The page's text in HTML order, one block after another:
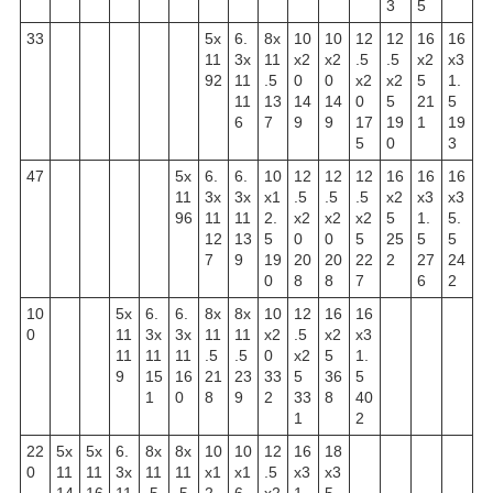
3
5
33
5x
11
92
6.
3x
11
11
6
8x
11
.5
13
7
10
x2
0
14
9
10
x2
0
14
9
12
.5
x2
0
17
5
12
.5
x2
5
19
0
16
x2
5
21
1
16
x3
1.
5
19
3
47
5x
11
96
6.
3x
11
12
7
6.
3x
11
13
9
10
x1
2.
5
19
0
12
.5
x2
0
20
8
12
.5
x2
0
20
8
12
.5
x2
5
22
7
16
x2
5
25
2
16
x3
1.
5
27
6
16
x3
5.
5
24
2
10
0
5x
11
11
9
6.
3x
11
15
1
6.
3x
11
16
0
8x
11
.5
21
8
8x
11
.5
23
9
10
x2
0
33
2
12
.5
x2
5
33
1
16
x2
5
36
8
16
x3
1.
5
40
2
22
0
5x
11
5x
11
6.
3x
8x
11
8x
11
10
x1
10
x1
12
.5
16
x3
18
x3